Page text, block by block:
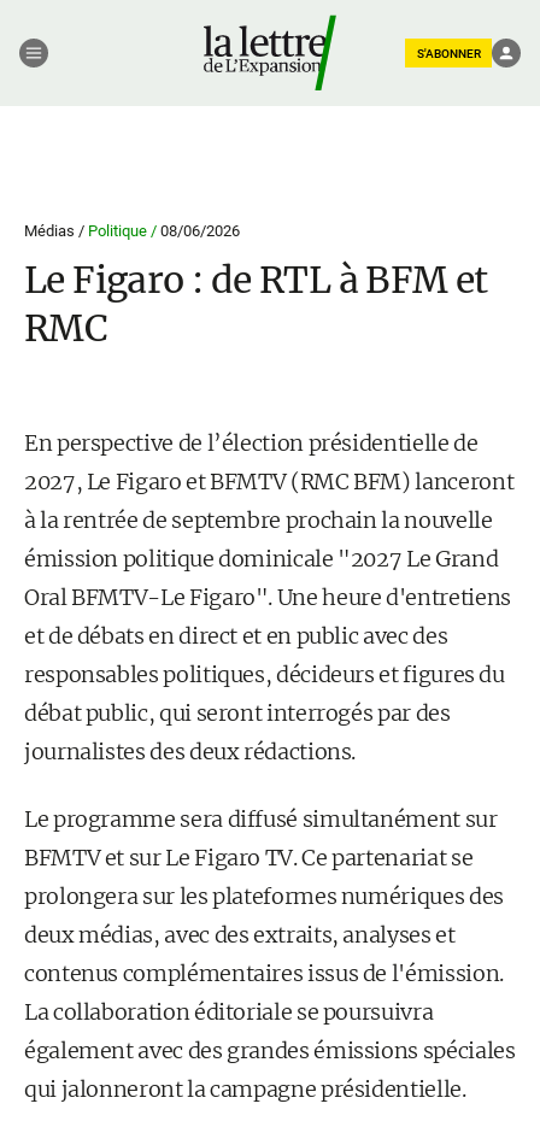
S'ABONNER
Médias / Politique / 08/06/2026
Le Figaro : de RTL à BFM et
RMC
En perspective de l’élection présidentielle de
2027, Le Figaro et BFMTV (RMC BFM) lanceront
à la rentrée de septembre prochain la nouvelle
émission politique dominicale "2027 Le Grand
Oral BFMTV-Le Figaro". Une heure d'entretiens
et de débats en direct et en public avec des
responsables politiques, décideurs et figures du
débat public, qui seront interrogés par des
journalistes des deux rédactions.
Le programme sera diffusé simultanément sur
BFMTV et sur Le Figaro TV. Ce partenariat se
prolongera sur les plateformes numériques des
deux médias, avec des extraits, analyses et
contenus complémentaires issus de l'émission.
La collaboration éditoriale se poursuivra
également avec des grandes émissions spéciales
qui jalonneront la campagne présidentielle.